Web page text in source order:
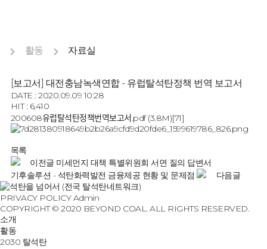
활동 자료실
[보고서] 대전충남녹색연합 - 유럽탈석탄정책 번역 보고서
DATE : 2020.09.09 10:28
HIT : 6,410
200608유럽탈석탄정책번역보고서.pdf(3.8M)[71]
목록
이전글 미세먼지 대책 특별위원회 서면 질의 답변서
기후솔루션 - 석탄화력발전 금융제공 현황 및 문제점
다음글
PRIVACY POLICY Admin
COPYRIGHT © 2020 BEYOND COAL. ALL RIGHTS RESERVED.
소개
활동
2030 탈석탄